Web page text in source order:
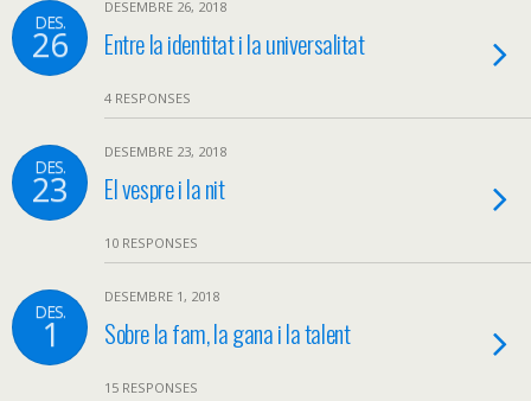
DES.
26
DESEMBRE 26, 2018
Entre la identitat i la universalitat
4 RESPONSES
DES.
23
DESEMBRE 23, 2018
El vespre i la nit
10 RESPONSES
DES.
1
DESEMBRE 1, 2018
Sobre la fam, la gana i la talent
15 RESPONSES